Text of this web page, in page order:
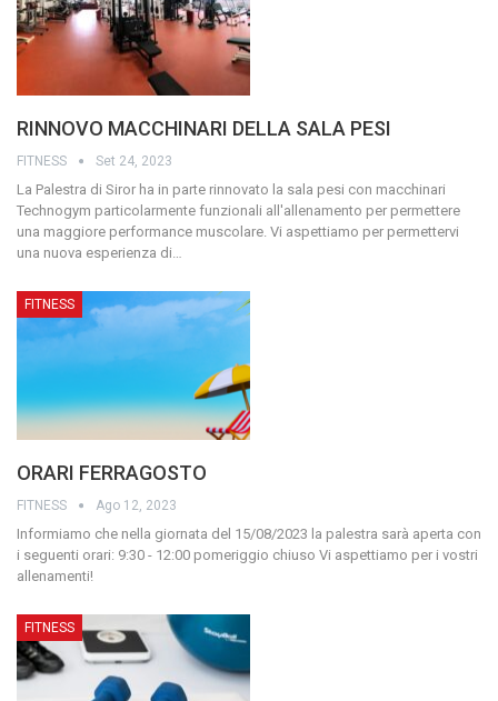
RINNOVO MACCHINARI DELLA SALA PESI
FITNESS Set 24, 2023
La Palestra di Siror ha in parte rinnovato la sala pesi con macchinari
Technogym particolarmente funzionali all'allenamento per permettere
una maggiore performance muscolare. Vi aspettiamo per permettervi
una nuova esperienza di…
FITNESS
ORARI FERRAGOSTO
FITNESS Ago 12, 2023
Informiamo che nella giornata del 15/08/2023 la palestra sarà aperta con
i seguenti orari: 9:30 - 12:00 pomeriggio chiuso Vi aspettiamo per i vostri
allenamenti!
FITNESS